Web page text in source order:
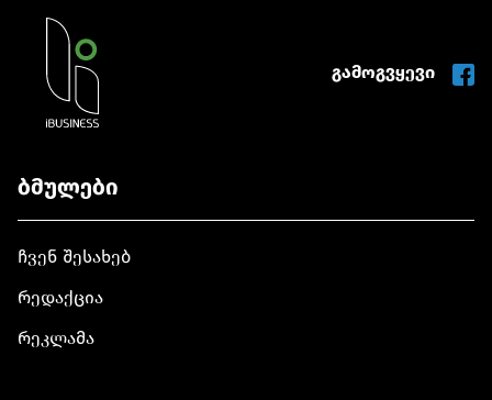
გამოგვყევი
ბმულები
ჩვენ შესახებ
რედაქცია
რეკლამა